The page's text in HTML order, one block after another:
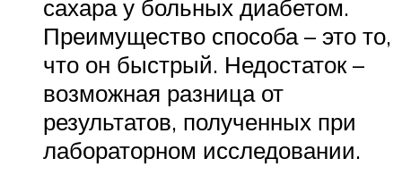
сахара у больных диабетом.
Преимущество способа – это то,
что он быстрый. Недостаток –
возможная разница от
результатов, полученных при
лабораторном исследовании.